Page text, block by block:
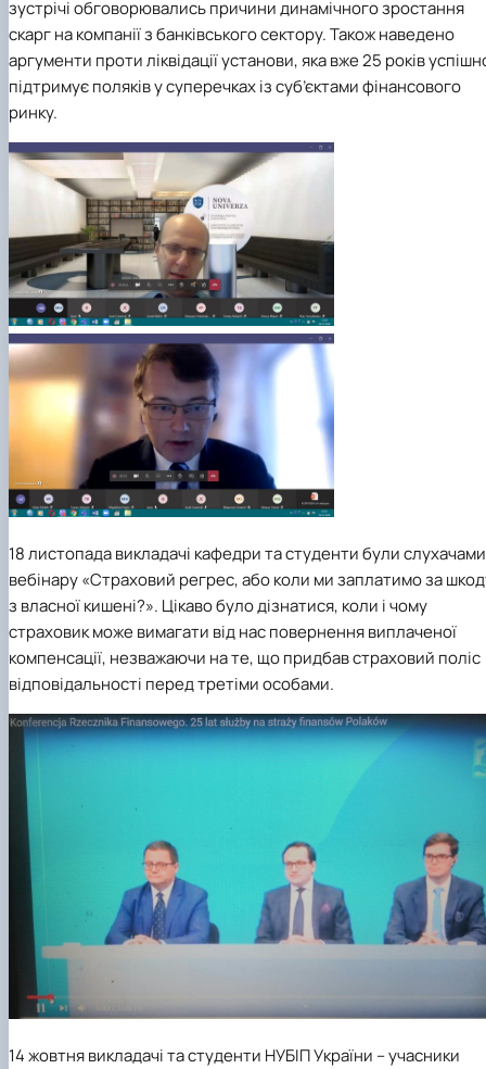
зустрічі обговорювались причини динамічного зростання
скарг на компанії з банківського сектору. Також наведено
аргументи проти ліквідації установи, яка вже 25 років
підтримує поляків у суперечках із суб’єктами фінансового
ринку.
18 листопадавикладачі кафедри та студенти були слухачами
вебінару «Страховий регрес, або коли ми заплатимо за
з власної кишені?». Цікаво було дізнатися, коли і чому
страховик може вимагати від нас повернення виплаченої
компенсації, незважаючи на те, що придбав страховий поліс
відповідальності перед третіми особами.
14 жовтнявикладачі та студенти НУБІП України – учасники